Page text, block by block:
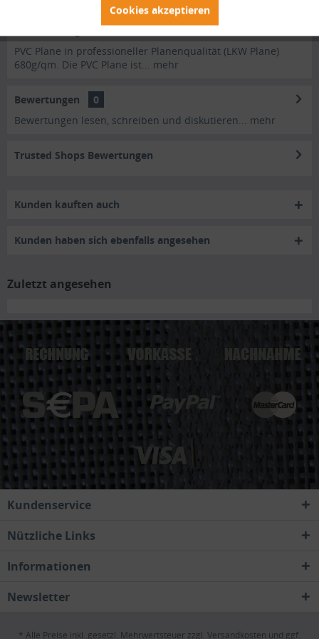
PVC Plane in professioneller Planenqualität (LKW Plane)
680g/qm. Die PVC Plane ist...
mehr
Bewertungen
0
Bewertungen lesen, schreiben und diskutieren...
mehr
Trusted Shops Bewertungen
Kunden kauften auch
Kunden haben sich ebenfalls angesehen
Zuletzt angesehen
Kundenservice
Nützliche Links
Informationen
Newsletter
* Alle Preise inkl. gesetzl. Mehrwertsteuer zzgl. Versandkosten und ggf.
Cookies akzeptieren